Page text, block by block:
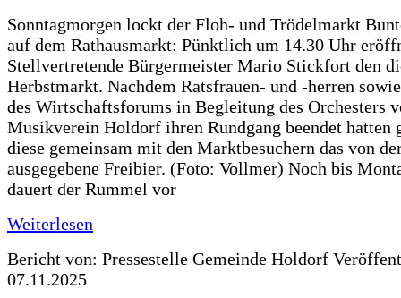
Sonntagmorgen lockt der Floh- und Trödelmarkt
auf dem Rathausmarkt: Pünktlich um 14.30 Uhr
Stellvertretende Bürgermeister Mario Stickfort den
Herbstmarkt. Nachdem Ratsfrauen- und -herren
des Wirtschaftsforums in Begleitung des Orchesters
Musikverein Holdorf ihren Rundgang beendet hatten
diese gemeinsam mit den Marktbesuchern das von
ausgegebene Freibier. (Foto: Vollmer) Noch bis
dauert der Rummel vor
Weiterlesen
Bericht von: Pressestelle Gemeinde Holdorf
07.11.2025